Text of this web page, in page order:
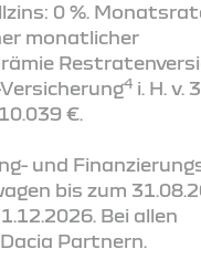
0 %.
monatlicher
Versicherung4 i. H. v.
€.
und
bis zum
Bei allen
Partnern.